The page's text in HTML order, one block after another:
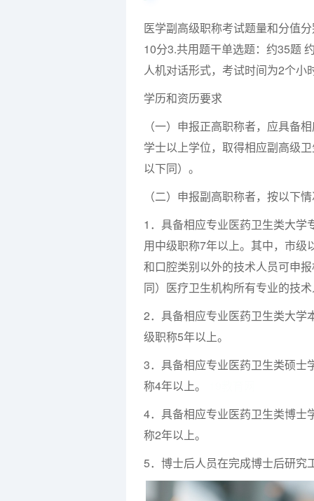
医学副高级职称考试题量和分值
10分3.共用题干单选题：约35题
人机对话形式，考试时间为2个小
学历和资历要求
（一）申报正高职称者，应具备
学士以上学位，取得相应副高级
以下同）。
（二）申报副高职称者，按以下
1．具备相应专业医药卫生类大学
用中级职称7年以上。其中，市级
和口腔类别以外的技术人员可申
同）医疗卫生机构所有专业的技
2．具备相应专业医药卫生类大学
级职称5年以上。
3．具备相应专业医药卫生类硕士
称4年以上。
4．具备相应专业医药卫生类博士
称2年以上。
5．博士后人员在完成博士后研究